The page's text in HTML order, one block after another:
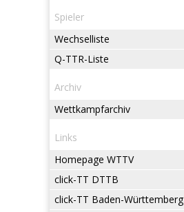
Spieler
Wechselliste
Q-TTR-Liste
Archiv
Wettkampfarchiv
Links
Homepage WTTV
click-TT DTTB
click-TT Baden-Württemberg